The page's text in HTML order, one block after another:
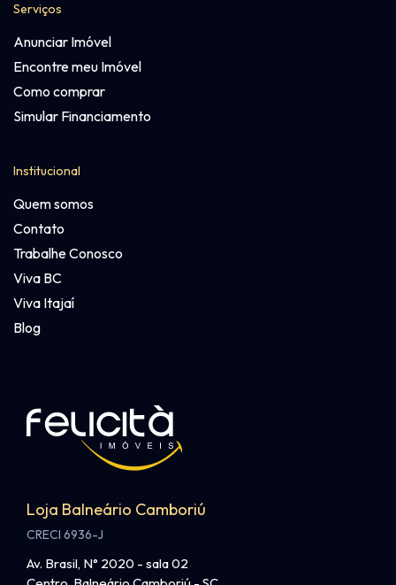
Serviços
Anunciar Imóvel
Encontre meu Imóvel
Como comprar
Simular Financiamento
Institucional
Quem somos
Contato
Trabalhe Conosco
Viva BC
Viva Itajaí
Blog
Loja Balneário Camboriú
CRECI 6936-J
Av. Brasil, N° 2020 - sala 02